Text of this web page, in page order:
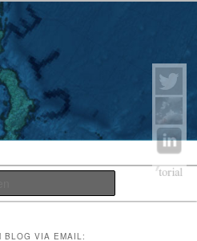
BLOG VIA EMAIL: